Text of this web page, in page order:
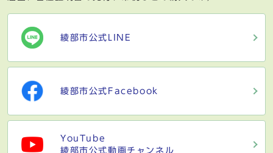
綾部市公式LINE
綾部市公式Facebook
YouTube
綾部市公式動画チャンネル